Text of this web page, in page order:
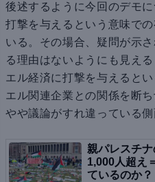
後述するように今回のデモ
打撃を与えるという意味で
いる。その場合、疑問が示
る理由はないようにも見え
エル経済に打撃を与えると
エル関連企業との関係を断
やや議論がすれ違っている側
親パレスチ
1,000人超え
ているのか？